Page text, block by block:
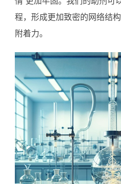
程，形成更加致密的网络结
附着力。